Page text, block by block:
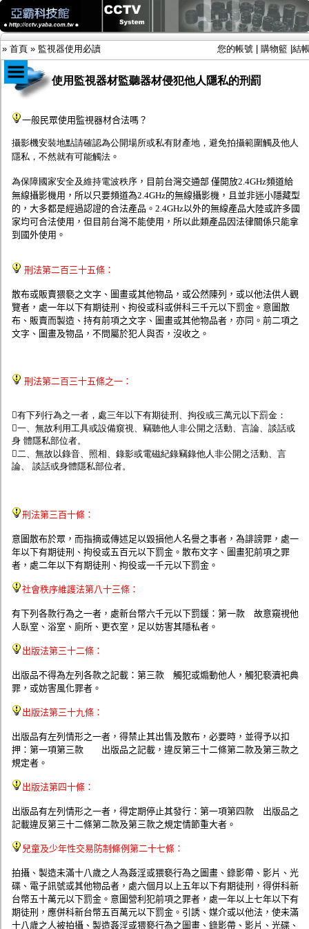
» 首頁 » 監視器使用必讀 您的帳號 購物籃 結
商品目錄
IP網路攝影機及錄放影機
AHD DVR數位錄放影機
AHD中小型紅外線攝影機(適用騎樓、室內外)
AHD防護罩型攝影機(適用屋外，紅外線照射
距離遠）
AHD特殊功能型攝影機
旋轉型攝影機.旋轉台
投光設備
防護罩及支架
多路攝影機單軸傳輸
監聽器.麥克風
網路設備
視訊轉換設備
分配放大器
懶人線.同軸線.花線
線頭.插座.延長線.HDMI線
集線盒.防水盒.配線盒
變壓器.避雷器
轉接頭
電腦工業機殼
使用監視器材監聽器材侵犯他人隱私的刑罰
一般民眾使用監視器材合法嗎？
攝影機安裝地點請確認為公開場所或私有財產地，避免拍攝範圍觸及他人
隱私，不然就有可能觸法 。
為保障國家安全及維持電波秩序 ，目前台灣交通部 僅開放2.4GHz頻道給
無線攝影機用，所以只要頻道為2.4GHz的無線攝影機，且並非迷小隱藏型
的，大多都是經過認證的合法產品。2.4GHz以外的無線產品大陸或許多國
家均可合法使用，但目前台灣不能使用，所以此類產品因法律關係只能拿
到國外使用。
刑法第二百三十五條：
散布或販賣猥褻之文字、圖畫或其他物品，或公然陳列，或以他法供人觀
覽者，處一年以下有期徒刑、拘役或科或併科三千元以下罰金。意圖散
布、販賣而製造、持有前項之文字、圖畫或其他物品者，亦同。前二項之
文字、圖畫及物品，不問屬於犯人與否，沒收之。
刑法第二百三十五條之一：
有下列行為之一者，處三年以下有期徒刑、拘役或三萬元以下罰金：
一、無故利用工具或設備窺視、竊聽他人非公開之活動、言論、談話或
身 體隱私部位者。
二、無故以錄音、照相、錄影或電磁紀錄竊錄他人非公開之活動、言
論、 談話或身體隱私部位者。
刑法第三百十條：
意圖散布於眾，而指摘或傳述足以毀損他人名譽之事者，為誹謗罪，處一
年以下有期徒刑、拘役或五百元以下罰金。散布文字、圖畫犯前項之罪
者，處二年以下有期徒刑、拘役或一千元以下罰金。
社會秩序維護法第八十三條：
有下列各款行為之一者，處新台幣六千元以下罰鍰：第一款 故意窺視他
人臥室、浴室、廁所、更衣室，足以妨害其隱私者。
出版法第三十二條：
出版品不得為左列各款之記載：第三款 觸犯或煽動他人，觸犯褻瀆祀典
罪，或妨害風化罪者。
出版法第三十九條：
出版品有左列情形之一者，得禁止其出售及散布，必要時，並得予以扣
押：第一項第三款 出版品之記載，違反第三十二條第二款及第三款之
規定者。
出版法第四十條：
出版品有左列情形之一者，得定期停止其發行：第一項第四款 出版品之
記載違反第三十二條第二款及第三款之規定情節重大者。
兒童及少年性交易防制條例第二十七條：
拍攝、製造未滿十八歲之人為姦淫或猥褻行為之圖畫、錄影帶、影片、光
碟、電子訊號或其他物品者，處六個月以上五年以下有期徒刑，得併科新
台幣五十萬元以下罰金。意圖營利犯前項之罪者，處一年以上七年以下有
期徒刑，應併科新台幣五百萬元以下罰金。引誘、媒介或以他法，使未滿
十八歲之人被拍攝、製造姦淫或猥褻行為之圖畫、錄影帶、影片、光碟、